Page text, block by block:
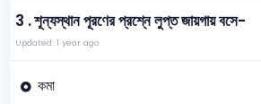
3 .শূন্যস্থান পূরণের প্রশ্নে লুপ্ত জায়গায় বসে-
Updated: 1 year ago
কমা